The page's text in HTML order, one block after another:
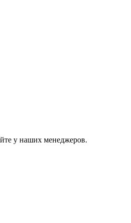
у наших менеджеров.